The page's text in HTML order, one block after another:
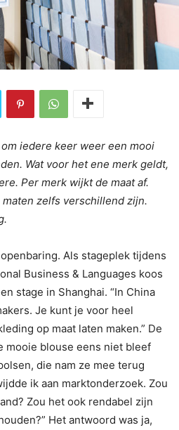
iedere keer weer een mooi
Wat voor het ene merk geldt,
Per merk wijkt de maat af.
zelfs verschillend zijn.
Als stageplek tijdens
Business & Languages koos
stage in Shanghai. “In China
Je kunt je voor heel
op maat laten maken.” De
mooie blouse eens niet bleef
die nam ze mee terug
ik aan marktonderzoek. Zou
Zou het ook rendabel zijn
Het antwoord was ja,